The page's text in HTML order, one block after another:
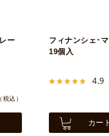
ー
（税込）
フィナンシェ･
19個入
4.9
カー